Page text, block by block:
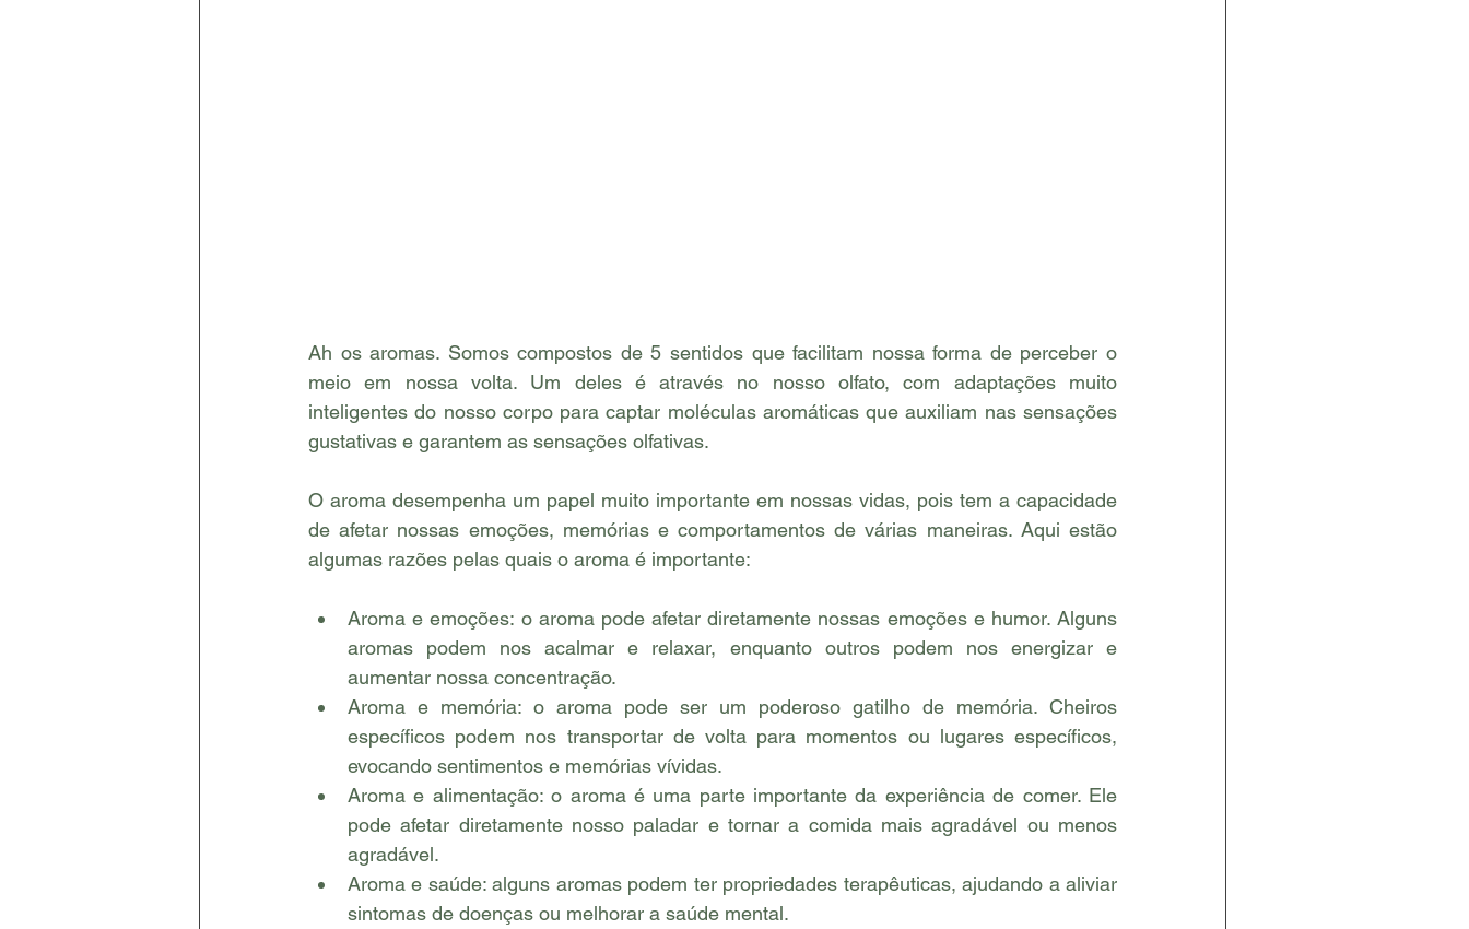
Ah os aromas. Somos compostos de 5 sentidos que facilitam nossa forma de perceber o
meio em nossa volta. Um deles é através no nosso olfato, com adaptações muito
inteligentes do nosso corpo para captar moléculas aromáticas que auxiliam nas sensações
gustativas e garantem as sensações olfativas.
O aroma desempenha um papel muito importante em nossas vidas, pois tem a capacidade
de afetar nossas emoções, memórias e comportamentos de várias maneiras. Aqui estão
algumas razões pelas quais o aroma é importante:
Aroma e emoções: o aroma pode afetar diretamente nossas emoções e humor. Alguns
aromas podem nos acalmar e relaxar, enquanto outros podem nos energizar e
aumentar nossa concentração.
Aroma e memória: o aroma pode ser um poderoso gatilho de memória. Cheiros
específicos podem nos transportar de volta para momentos ou lugares específicos,
evocando sentimentos e memórias vívidas.
Aroma e alimentação: o aroma é uma parte importante da experiência de comer. Ele
pode afetar diretamente nosso paladar e tornar a comida mais agradável ou menos
agradável.
Aroma e saúde: alguns aromas podem ter propriedades terapêuticas, ajudando a aliviar
sintomas de doenças ou melhorar a saúde mental.